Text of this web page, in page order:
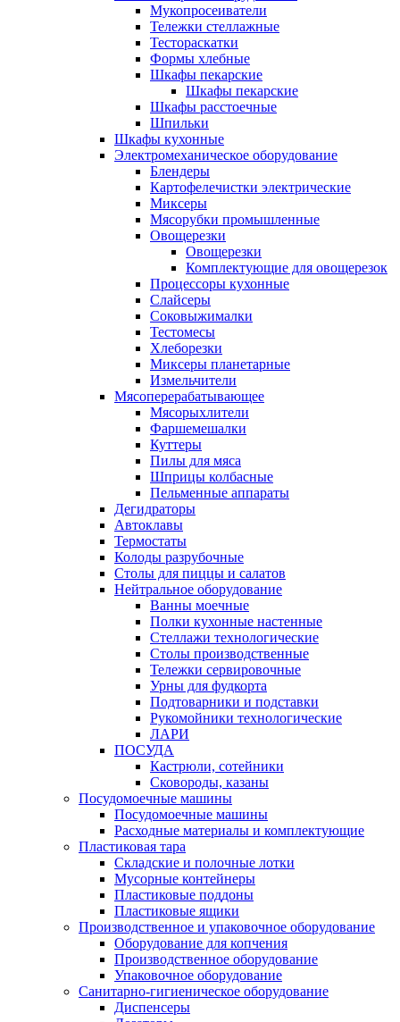
Мукопросеиватели
Тележки стеллажные
Тестораскатки
Формы хлебные
Шкафы пекарские
Шкафы пекарские
Шкафы расстоечные
Шпильки
Шкафы кухонные
Электромеханическое оборудование
Блендеры
Картофелечистки электрические
Миксеры
Мясорубки промышленные
Овощерезки
Овощерезки
Комплектующие для овощерезок
Процессоры кухонные
Слайсеры
Соковыжималки
Тестомесы
Хлеборезки
Миксеры планетарные
Измельчители
Мясоперерабатывающее
Мясорыхлители
Фаршемешалки
Куттеры
Пилы для мяса
Шприцы колбасные
Пельменные аппараты
Дегидраторы
Автоклавы
Термостаты
Колоды разрубочные
Столы для пиццы и салатов
Нейтральное оборудование
Ванны моечные
Полки кухонные настенные
Стеллажи технологические
Столы производственные
Тележки сервировочные
Урны для фудкорта
Подтоварники и подставки
Рукомойники технологические
ЛАРИ
ПОСУДА
Кастрюли, сотейники
Сковороды, казаны
Посудомоечные машины
Посудомоечные машины
Расходные материалы и комплектующие
Пластиковая тара
Складские и полочные лотки
Мусорные контейнеры
Пластиковые поддоны
Пластиковые ящики
Производственное и упаковочное оборудование
Оборудование для копчения
Производственное оборудование
Упаковочное оборудование
Санитарно-гигиеническое оборудование
Диспенсеры